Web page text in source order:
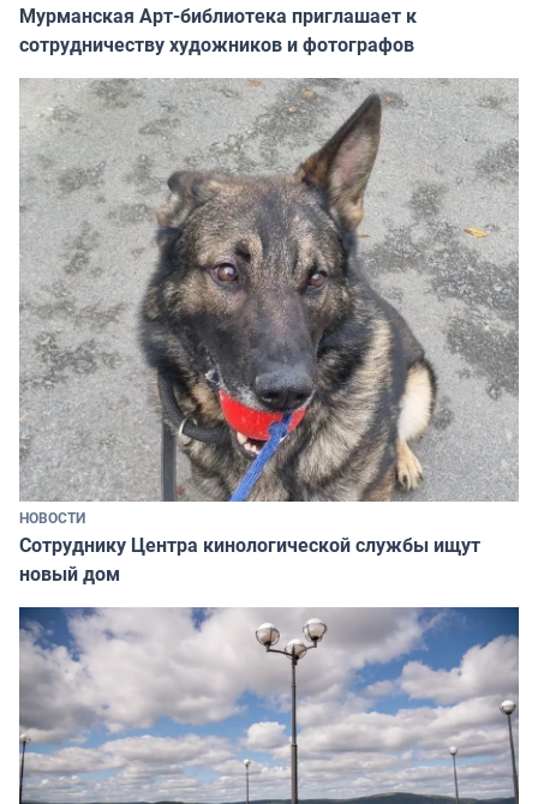
Мурманская Арт-библиотека приглашает к
сотрудничеству художников и фотографов
НОВОСТИ
Сотруднику Центра кинологической службы ищут
новый дом